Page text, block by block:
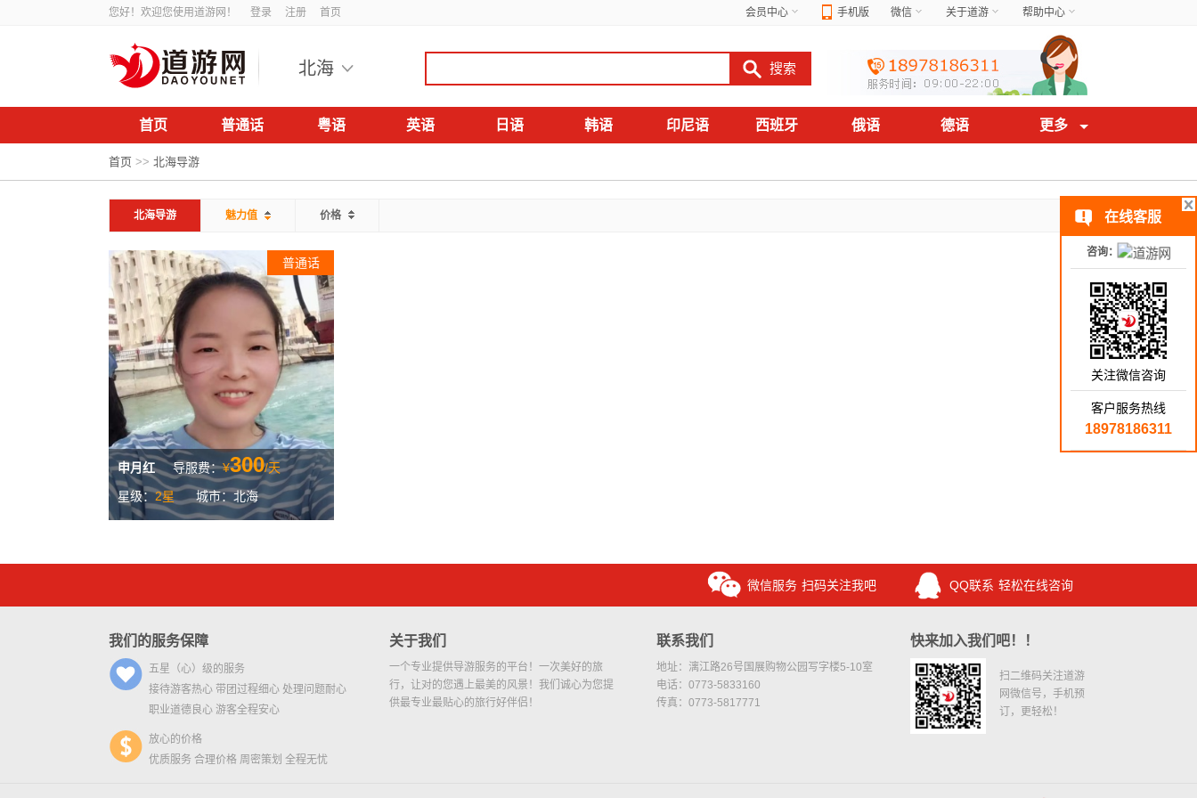
您好！欢迎您使用道游网！ 登录 注册 首页 会员中心 手机版 微信 关于道游 帮助中心
北海
首页 普通话 粤语 英语 日语 韩语 印尼语 西班牙 俄语 德语 更多
首页 >> 北海导游
北海导游 魅力值 价格
普通话
申月红 导服费：¥300/天
星级：2星 城市：北海
微信服务 扫码关注我吧 QQ联系 轻松在线咨询
我们的服务保障
五星（心）级的服务
接待游客热心 带团过程细心 处理问题耐心
职业道德良心 游客全程安心
放心的价格
优质服务 合理价格 周密策划 全程无忧
关于我们
一个专业提供导游服务的平台！一次美好的旅
行，让对的您遇上最美的风景！我们诚心为您提
供最专业最贴心的旅行好伴侣！
联系我们
地址：漓江路26号国展购物公园写字楼5-10室
电话：0773-5833160
传真：0773-5817771
快来加入我们吧！！
扫二维码关注道游
网微信号，手机预
订，更轻松！
在线客服
咨询：
关注微信咨询
客户服务热线
18978186311